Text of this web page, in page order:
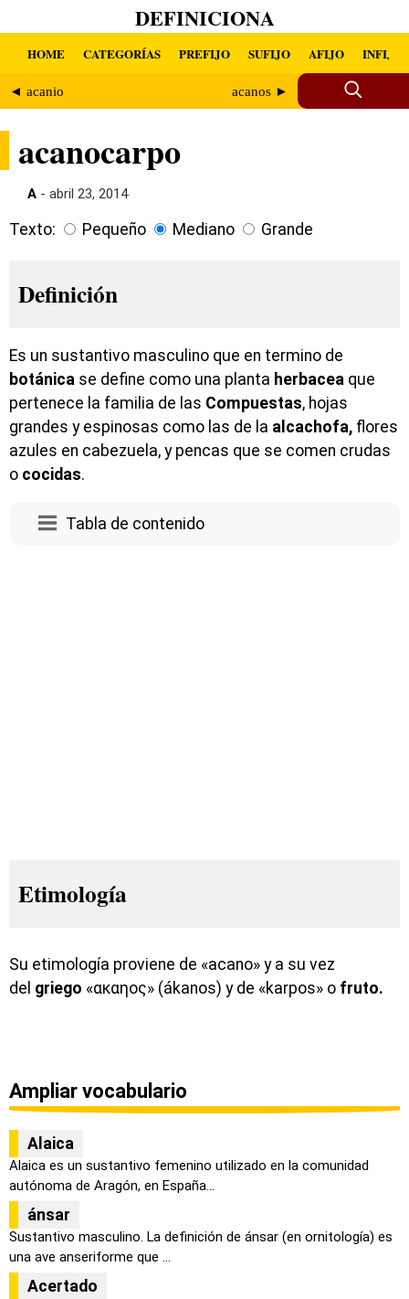
DEFINICIONA
HOME CATEGORÍAS PREFIJO SUFIJO AFIJO INFIJO
◄ acanio acanos ►
acanocarpo
A - abril 23, 2014
Texto: Pequeño Mediano Grande
Definición
Es un sustantivo masculino que en termino de
botánica se define como una planta herbacea que
pertenece la familia de las Compuestas, hojas
grandes y espinosas como las de la alcachofa, flores
azules en cabezuela, y pencas que se comen crudas
o cocidas.
Tabla de contenido
Etimología
Su etimología proviene de «acano» y a su vez
del griego «ακαηος» (ákanos) y de «karpos» o fruto.
Ampliar vocabulario
Alaica
Alaica es un sustantivo femenino utilizado en la comunidad
autónoma de Aragón, en España...
ánsar
Sustantivo masculino. La definición de ánsar (en ornitología) es
una ave anseriforme que ...
Acertado